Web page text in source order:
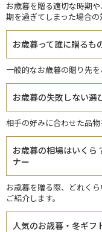
お歳暮を贈る適切な時期
期を過ぎてしまった場合
お歳暮って誰に贈るも
一般的なお歳暮の贈り先を
お歳暮の失敗しない選
相手の好みに合わせた品
お歳暮の相場はいくら
ナー
お歳暮を贈る際、どれく
ご紹介します。
人気のお歳暮・冬ギフ